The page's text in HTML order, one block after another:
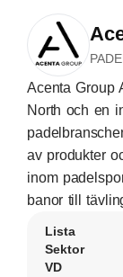
Acenta Group
North och en
av produkter
inom
banor till
Lista
Sektor
VD